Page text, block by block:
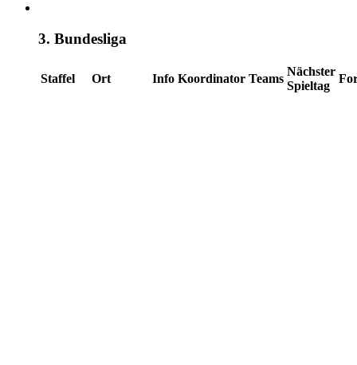
3. Bundesliga
Staffel Ort Info Koordinator Teams
Nächster
Spieltag